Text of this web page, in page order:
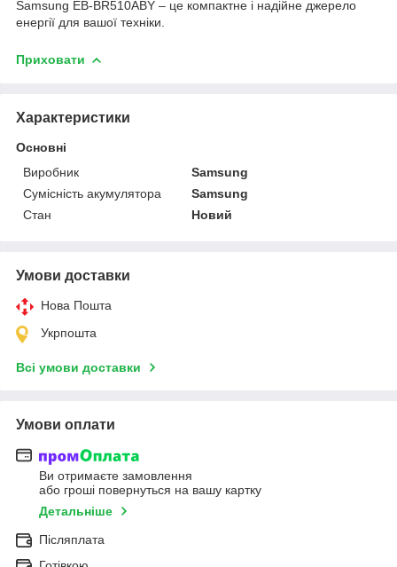
Samsung EB-BR510ABY – це компактне і надійне джерело
енергії для вашої техніки.
Приховати
Характеристики
Основні
Виробник
Samsung
Сумісність акумулятора
Samsung
Стан
Новий
Умови доставки
Нова Пошта
Укрпошта
Всі умови доставки
Умови оплати
Ви отримаєте замовлення
або гроші повернуться на вашу картку
Детальніше
Післяплата